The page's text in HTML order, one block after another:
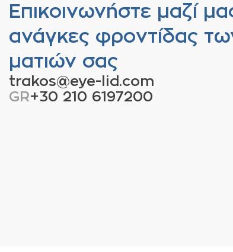
Επικοινωνήστε μαζί
ανάγκες φροντίδας
ματιών σας
trakos@eye-lid.com
GR+30 210 6197200